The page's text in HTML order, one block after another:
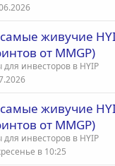
живучие
от MMGP)
для инвесторов в HYIP
живучие
от MMGP)
для инвесторов в HYIP
в 10:25